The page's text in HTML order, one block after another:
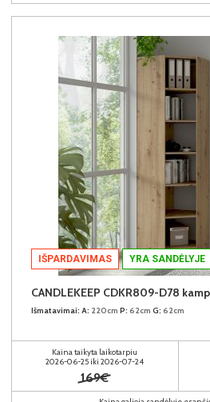
IŠPARDAVIMAS YRA SANDĖLYJE
CANDLEKEEP CDKR809-D78
Išmatavimai: A: 220cm P: 62cm G: 62cm
Kaina taikyta laikotarpiu
2026-06-25 iki 2026-07-24
169€